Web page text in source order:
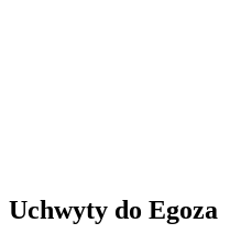
Uchwyty do Egoza